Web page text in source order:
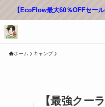
【EcoFlow最大60％OFFセール
ホーム キャンプ
【最強クー